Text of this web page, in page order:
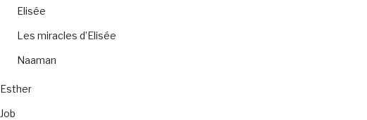
Elisée
Les miracles d’Elisée
Naaman
Esther
Job